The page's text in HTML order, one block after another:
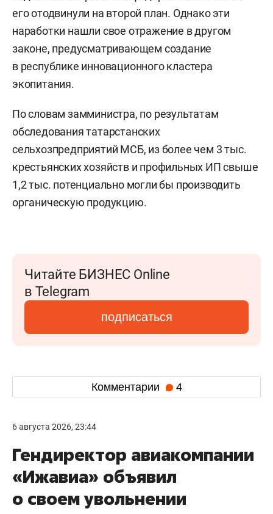
его отодвинули на второй план. Однако эти
наработки нашли свое отражение в другом
законе, предусматривающем создание
в республике инновационного кластера
экопитания.
По словам замминистра, по результатам
обследования татарстанских
сельхозпредприятий МСБ, из более чем 3 тыс.
крестьянских хозяйств и профильных ИП свыше
1,2 тыс. потенциально могли бы производить
органическую продукцию.
Читайте БИЗНЕС Online
в Telegram
подписаться
Комментарии 4
6 августа 2026, 23:44
Гендиректор авиакомпании
«Ижавиа» объявил
о своем увольнении